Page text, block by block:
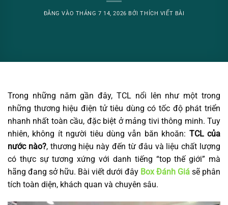
ĐĂNG VÀO THÁNG 7 14, 2026 BỞITHÍCH VIẾT BÀI
Trong những năm gần đây, TCL nổi lên như một trong
những thương hiệu điện tử tiêu dùng có tốc độ phát triển
nhanh nhất toàn cầu, đặc biệt ở mảng tivi thông minh. Tuy
nhiên, không ít người tiêu dùng vẫn băn khoăn: TCL của
nước nào?, thương hiệu này đến từ đâu và liệu chất lượng
có thực sự tương xứng với danh tiếng “top thế giới” mà
hãng đang sở hữu. Bài viết dưới đây Box Đánh Giá sẽ phân
tích toàn diện, khách quan và chuyên sâu.